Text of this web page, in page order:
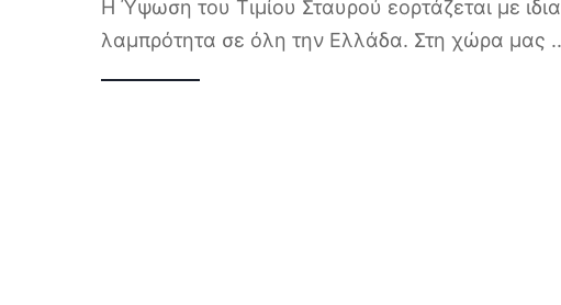
Η Ύψωση του Τιμίου Σταυρού εορτάζεται με
λαμπρότητα σε όλη την Ελλάδα. Στη χώρα μας